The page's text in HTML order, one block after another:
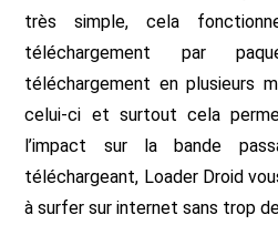
très simple, cela
téléchargement par
téléchargement en plusieurs
celui-ci et surtout cela
l’impact sur la bande
téléchargeant, Loader Droid
à surfer sur internet sans trop